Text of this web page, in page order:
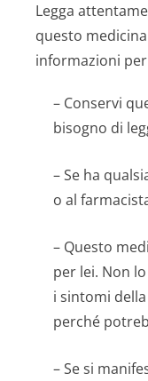
Legga
questo
informazioni
– Conservi
bisogno di
– Se ha
o al
– Questo
per lei. Non
i sintomi
perché
– Se si